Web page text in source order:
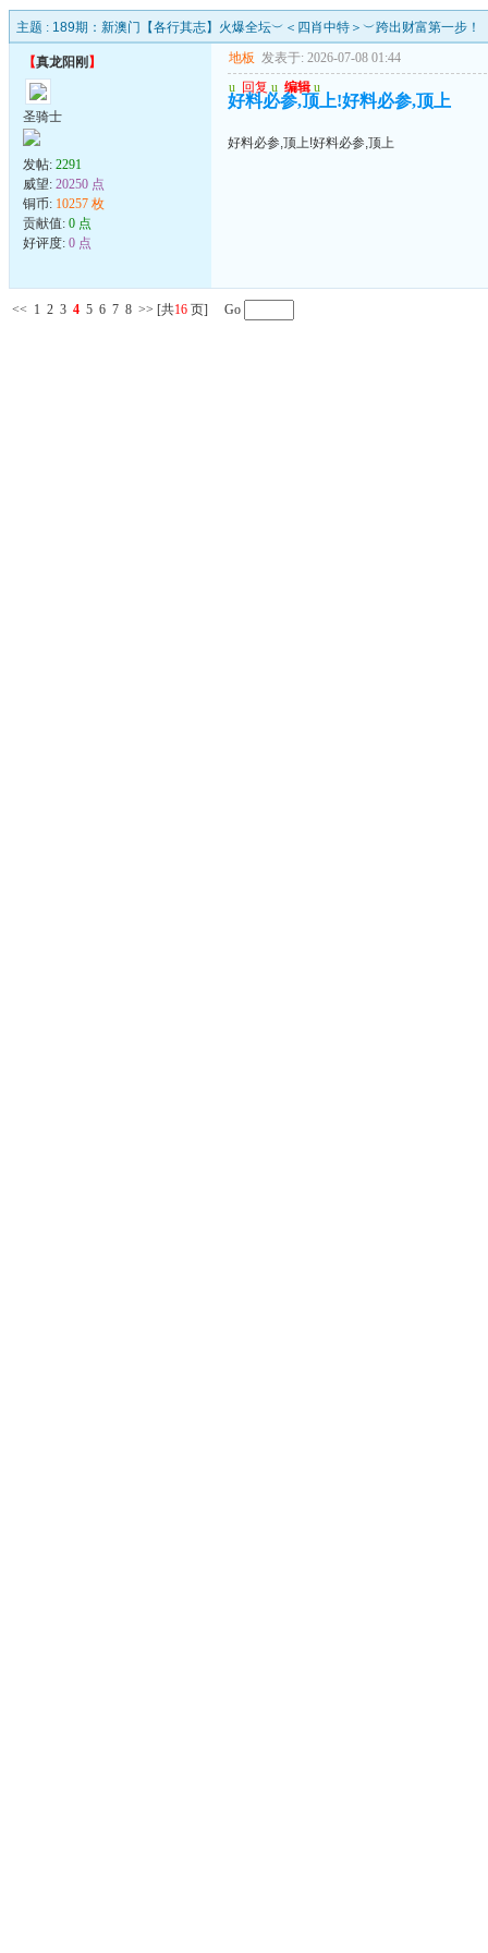
主题 : 189期：新澳门【各行其志】火爆全坛︶＜四肖中特＞︶跨出财富第一步！
【真龙阳刚 】
圣骑士
发帖: 2291
威望: 20250 点
铜币: 10257 枚
贡献值: 0 点
好评度: 0 点
地板 发表于: 2026-07-08 01:44
u 回复 u 编辑 u
好料必参,顶上!好料必参,顶上
好料必参,顶上!好料必参,顶上
<< 1 2 3 4 5 6 7 8 >> [共16 页] Go